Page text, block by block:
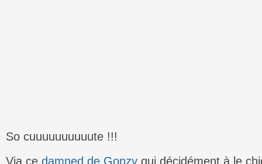
So cuuuuuuuuuute !!!
Via ce damned de Gonzy qui décidément à le